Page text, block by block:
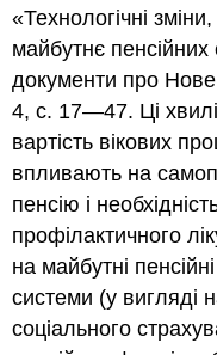
«Технологічні
майбутнє
документи про
4, с. 17—47. Ці
вартість вікових
впливають на
пенсію і
профілактичного
на майбутні
системи (у вигляді
соціального